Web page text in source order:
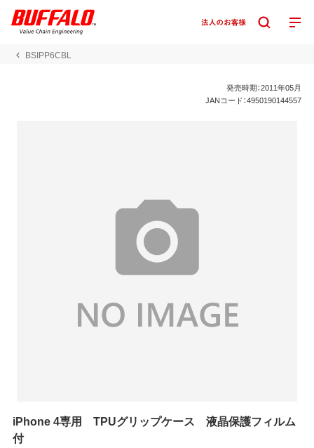
BSIPP6CBL
発売時期：2011年05月
JANコード：4950190144557
iPhone 4専用 TPUグリップケース 液晶保護フィルム
付